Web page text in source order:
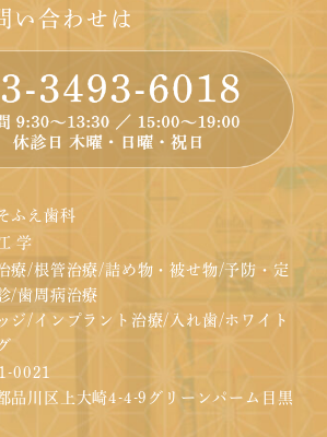
い合わせは
ふえ歯科
学
療/根管治療/詰め物・被せ物/予防・定
/歯周病治療
ジ/インプラント治療/入れ歯/ホワイト
0021
品川区上大崎4-4-9グリーンパーム目黒